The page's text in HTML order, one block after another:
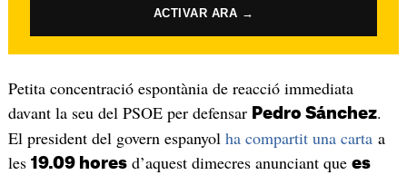
ACTIVAR ARA →
Petita concentració espontània de reacció immediata
davant la seu del PSOE per defensar Pedro Sánchez.
El president del govern espanyol ha compartit una cartaa
les 19.09 horesd’aquest dimecres anunciant que es